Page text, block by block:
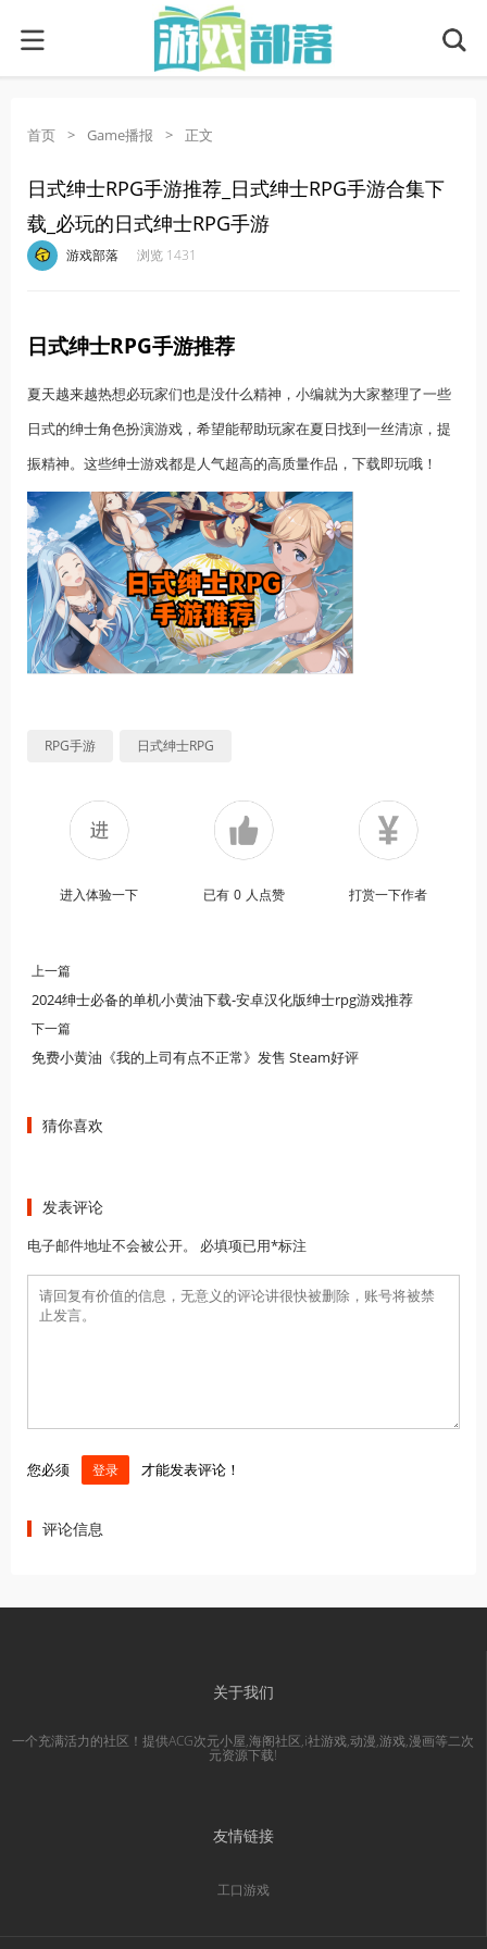
首页 > Game播报 > 正文
日式绅士RPG手游推荐_日式绅士RPG手游合集下
载_必玩的日式绅士RPG手游
游戏部落 浏览 1431
日式绅士RPG手游推荐
夏天越来越热想必玩家们也是没什么精神，小编就为大家整理了一些
日式的绅士角色扮演游戏，希望能帮助玩家在夏日找到一丝清凉，提
振精神。这些绅士游戏都是人气超高的高质量作品，下载即玩哦！
RPG手游 日式绅士RPG
进入体验一下 已有 0 人点赞 打赏一下作者
上一篇
2024绅士必备的单机小黄油下载-安卓汉化版绅士rpg游戏推荐
下一篇
免费小黄油《我的上司有点不正常》发售 Steam好评
猜你喜欢
发表评论
电子邮件地址不会被公开。 必填项已用*标注
您必须 登录 才能发表评论！
评论信息
关于我们
一个充满活力的社区！提供ACG次元小屋,海阁社区,i社游戏,动漫,游戏,漫画等二次
元资源下载!
友情链接
工口游戏